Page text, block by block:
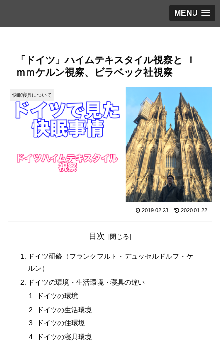
MENU
「ドイツ」ハイムテキスタイル視察と ｉ
ｍｍケルン視察、ビラベック社視察
快眠寝具について
2019.02.23 2020.01.22
目次
ドイツ研修（フランクフルト・デュッセルドルフ・ケ
ルン）
ドイツの環境・生活環境・寝具の違い
ドイツの環境
ドイツの生活環境
ドイツの住環境
ドイツの寝具環境